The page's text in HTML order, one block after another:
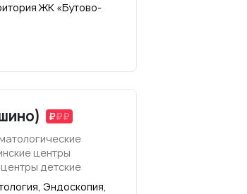
ЖК «Бутово-
центры
детские
Эндоскопия,